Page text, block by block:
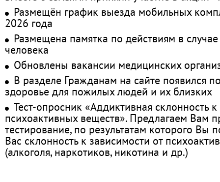
Размещён график выезда мобильных
2026 года
Размещена памятка по действиям в
человека
Обновлены вакансии медицинских
В разделе Гражданам на сайте появился
здоровье для пожилых людей и их близких
Тест-опросник «Аддиктивная склонность
психоактивных веществ». Предлагаем Вам
тестирование, по результатам которого Вы
Вас склонность к зависимости от
(алкоголя, наркотиков, никотина и др.)